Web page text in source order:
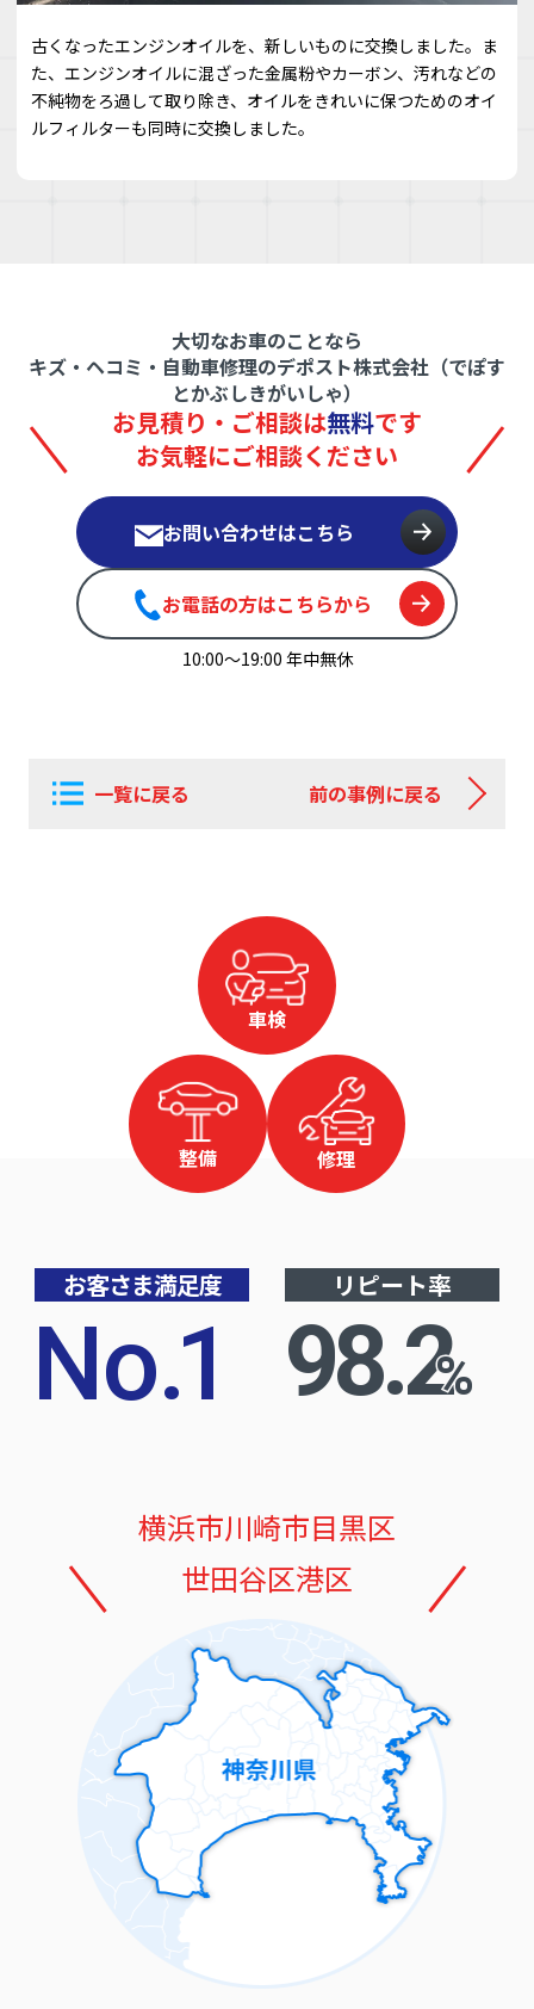
古くなったエンジンオイルを、新しいものに交換しました。ま
た、エンジンオイルに混ざった金属粉やカーボン、汚れなどの
不純物をろ過して取り除き、オイルをきれいに保つためのオイ
ルフィルターも同時に交換しました。
大切なお車のことなら
キズ・ヘコミ・自動車修理のデポスト株式会社（でぽす
とかぶしきがいしゃ）
お見積り・ご相談は無料です
お気軽にご相談ください
お問い合わせはこちら
お電話の方はこちらから
10:00〜19:00 年中無休
一覧に戻る 前の事例に戻る
車検
整備 修理
お客さま満足度
No.1
リピート率
98.2%
横浜市川崎市目黒区
世田谷区港区